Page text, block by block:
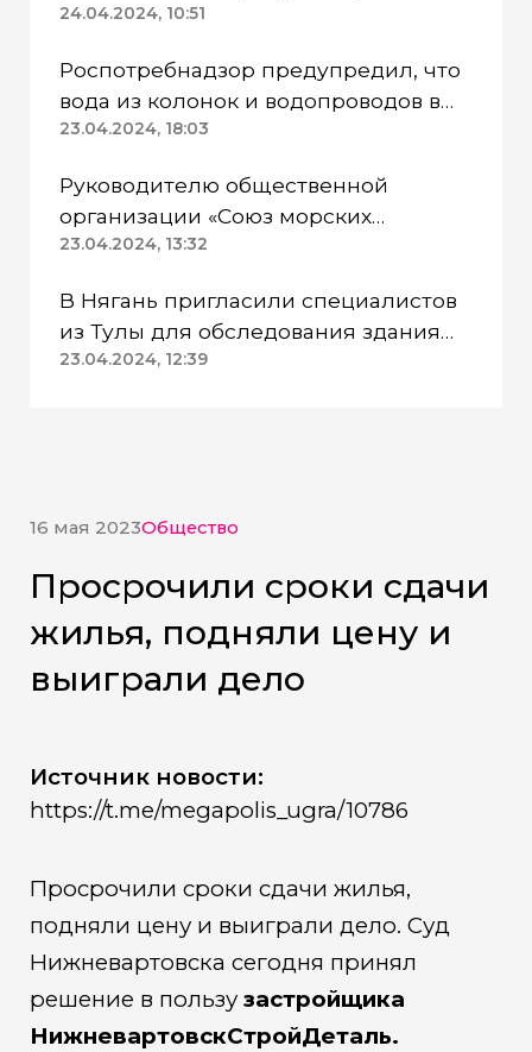
24.04.2024, 10:51
Роспотребнадзор предупредил, что
вода из колонок и водопроводов в
Казанском районе непригодна для
23.04.2024, 18:03
Руководителю общественной
организации «Союз морских
пехотинцев» Югры вынесли
23.04.2024, 13:32
В Нягань пригласили специалистов
из Тулы для обследования здания
ДК «Геолог»
23.04.2024, 12:39
16 мая 2023Общество
Просрочили сроки сдачи
жилья, подняли цену и
выиграли дело
Источник новости:
https://t.me/megapolis_ugra/10786
Просрочили сроки сдачи жилья,
подняли цену и выиграли дело. Суд
Нижневартовска сегодня принял
решение в пользузастройщика
НижневартовскСтройДеталь.